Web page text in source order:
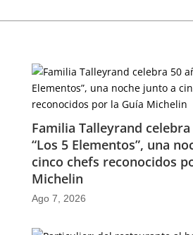
Familia Talleyrand
“Los 5 Elementos”, una
cinco chefs reconocidos
Michelin
Ago 7, 2026